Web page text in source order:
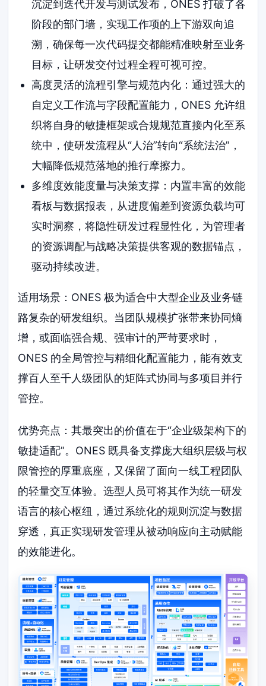
沉淀到迭代开发与测试发布，ONES 打破了各
阶段的部门墙，实现工作项的上下游双向追
溯，确保每一次代码提交都能精准映射至业务
目标，让研发交付过程全程可视可控。
高度灵活的流程引擎与规范内化：通过强大的
自定义工作流与字段配置能力，ONES 允许组
织将自身的敏捷框架或合规规范直接内化至系
统中，使研发流程从“人治”转向“系统法治”，
大幅降低规范落地的推行摩擦力。
多维度效能度量与决策支撑：内置丰富的效能
看板与数据报表，从进度偏差到资源负载均可
实时洞察，将隐性研发过程显性化，为管理者
的资源调配与战略决策提供客观的数据锚点，
驱动持续改进。
适用场景：ONES 极为适合中大型企业及业务链
路复杂的研发组织。当团队规模扩张带来协同熵
增，或面临强合规、强审计的严苛要求时，
ONES 的全局管控与精细化配置能力，能有效支
撑百人至千人级团队的矩阵式协同与多项目并行
管控。
优势亮点：其最突出的价值在于“企业级架构下的
敏捷适配”。ONES 既具备支撑庞大组织层级与权
限管控的厚重底座，又保留了面向一线工程团队
的轻量交互体验。选型人员可将其作为统一研发
语言的核心枢纽，通过系统化的规则沉淀与数据
穿透，真正实现研发管理从被动响应向主动赋能
的效能进化。